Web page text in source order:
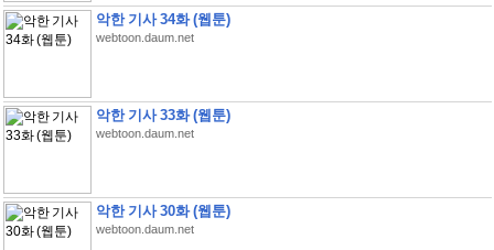
악한 기사 34화 (웹툰)
webtoon.daum.net
악한 기사 33화 (웹툰)
webtoon.daum.net
악한 기사 30화 (웹툰)
webtoon.daum.net